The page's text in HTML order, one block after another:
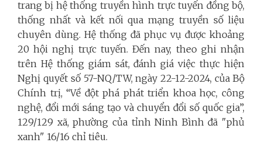
trang bị hệ thống truyền hình trực tuyến đồng bộ,
thống nhất và kết nối qua mạng truyền số liệu
chuyên dùng. Hệ thống đã phục vụ được khoảng
20 hội nghị trực tuyến. Đến nay, theo ghi nhận
trên Hệ thống giám sát, đánh giá việc thực hiện
Nghị quyết số 57-NQ/TW, ngày 22-12-2024, của Bộ
Chính trị, “Về đột phá phát triển khoa học, công
nghệ, đổi mới sáng tạo và chuyển đổi số quốc gia”,
129/129 xã, phường của tỉnh Ninh Bình đã "phủ
xanh" 16/16 chỉ tiêu.